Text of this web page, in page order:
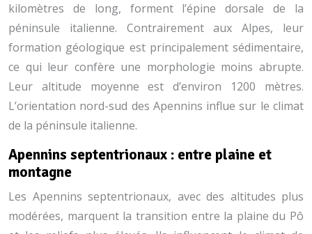
kilomètres de long, forment l’épine dorsale de la
péninsule italienne. Contrairement aux Alpes, leur
formation géologique est principalement sédimentaire,
ce qui leur confère une morphologie moins abrupte.
Leur altitude moyenne est d’environ 1200 mètres.
L’orientation nord-sud des Apennins influe sur le climat
de la péninsule italienne.
Apennins septentrionaux : entre plaine et
montagne
Les Apennins septentrionaux, avec des altitudes plus
modérées, marquent la transition entre la plaine du Pô